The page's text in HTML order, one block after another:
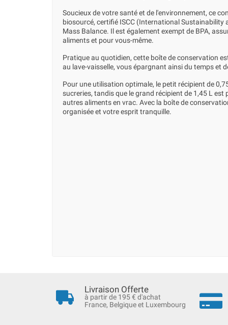
Soucieux de votre santé et de l'environnement, ce
biosourcé, certifié ISCC (International Sustainability
Mass Balance. Il est également exempt de BPA,
aliments et pour vous-même.
Pratique au quotidien, cette boîte de conservation
au lave-vaisselle, vous épargnant ainsi du temps et
Pour une utilisation optimale, le petit récipient de
sucreries, tandis que le grand récipient de 1,45 L
autres aliments en vrac. Avec la boîte de
organisée et votre esprit tranquille.
Livraison Offerte
à partir de 195 € d'achat
France, Belgique et Luxembourg